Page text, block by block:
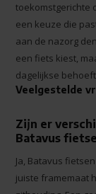
toekomstgerichte
een keuze die
aan de nazorg
een fiets kiest,
dagelijkse
Veelgestelde
Zijn er
Batavus
Ja, Batavus
juiste framemaat